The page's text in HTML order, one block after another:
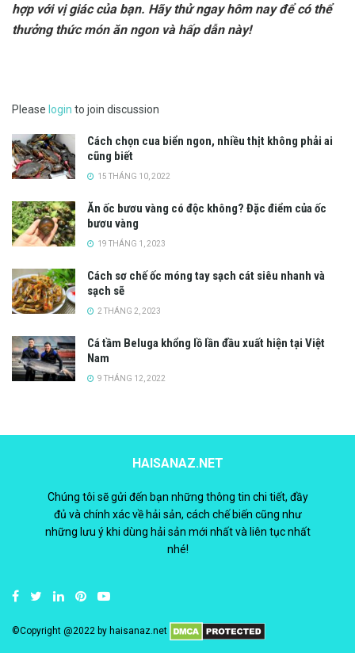
hợp với vị giác của bạn. Hãy thử ngay hôm nay để có thể
thưởng thức món ăn ngon và hấp dẫn này!
Please login to join discussion
Cách chọn cua biển ngon, nhiều thịt không phải ai
cũng biết
15 THÁNG 10, 2022
Ăn ốc bươu vàng có độc không? Đặc điểm của ốc
bươu vàng
19 THÁNG 1, 2023
Cách sơ chế ốc móng tay sạch cát siêu nhanh và
sạch sẽ
2 THÁNG 2, 2023
Cá tầm Beluga khổng lồ lần đầu xuất hiện tại Việt
Nam
9 THÁNG 12, 2022
HAISANAZ.NET
Chúng tôi sẽ gửi đến bạn những thông tin chi tiết, đầy
đủ và chính xác về hải sản, cách chế biến cũng như
những lưu ý khi dùng hải sản mới nhất và liên tục nhất
nhé!
©Copyright @2022 by haisanaz.net